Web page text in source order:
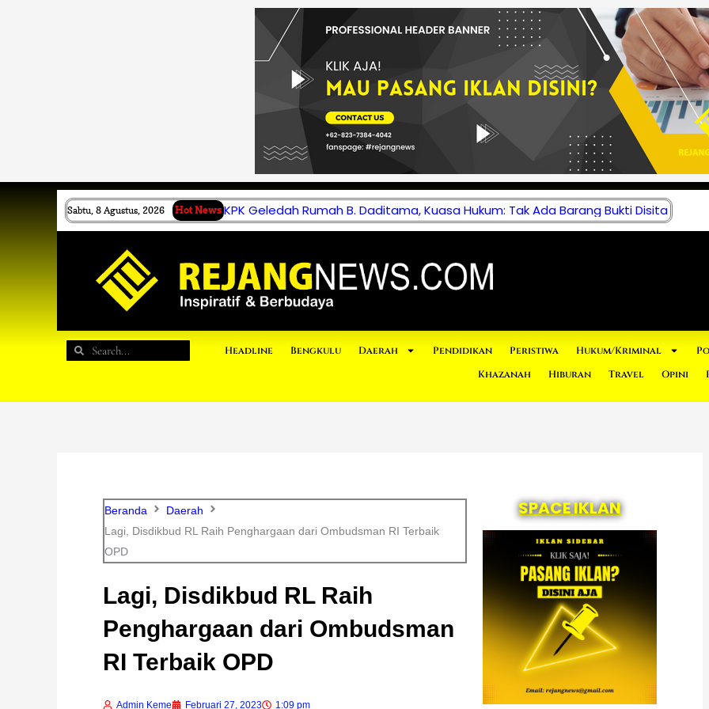
Sabtu, 8 Agustus, 2026 Hot News KPK Geledah Rumah B. Daditama, Kuasa Hukum: Tak Ada Barang Bukti Disita
Search
Search Headline Bengkulu Daerah Pendidikan Peristiwa Hukum/Kriminal
Khazanah
Hiburan Travel Opini
Beranda
Daerah
Lagi, Disdikbud RL Raih Penghargaan dari Ombudsman RI Terbaik
OPD
Lagi, Disdikbud RL Raih
Penghargaan dari Ombudsman
RI Terbaik OPD
Admin Keme Februari 27, 2023 1:09 pm
SPACE IKLAN